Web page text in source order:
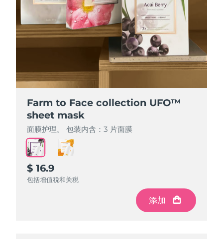
Farm to Face collection UFO™
sheet mask
面膜护理。 包装内含：3 片面膜
$ 16.9
包括增值税和关税
添加
Farm to Face collection UFO™
sheet mask
面膜护理。 包装内含：3 片面膜
$ 16.9
包括增值税和关税
添加